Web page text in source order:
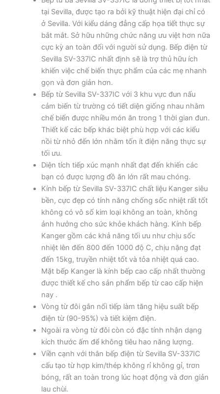
tại Sevilla, được tạo ra bởi kỹ thuật hiện đại chỉ có
ở Sevilla. Với kiểu dáng đẳng cấp họa tiết thực sự
bắt mắt. Sở hữu những chức năng ưu việt hơn nữa
cực kỳ an toàn đối với người sử dụng. Bếp điện từ
Sevilla SV-337IC nhất định sẽ là trợ thủ hữu ích
khiến việc chế biến thực phẩm của các mẹ nhanh
gọn và đơn giản hơn.
Bếp từ Sevilla SV-337IC với 3 khu vực đun nấu
cảm biến từ trường có tiết diện giống nhau nhằm
chế biến được nhiều món ăn trong 1 thời gian đun.
Thiết kế các bếp khác biệt phù hợp với các kiểu
nồi từ nhỏ đến lớn nhằm tốn ít điện năng thực sự
tối ưu.
Diện tích tiếp xúc mạnh nhất đạt đến khiến các
bạn có được lượng đồ ăn lớn rất mau chóng.
Kính bếp từ Sevilla SV-337IC chất liệu Kanger siêu
bền, cực đẹp có tính năng chống sốc nhiệt rất tốt
không có vô số kim loại không an toàn, không
ảnh hưởng cho sức khỏe khách hàng. Kính bếp
Kanger gồm các khả năng tối ưu như chịu sốc
nhiệt lên đến 800 đến 1000 độ C, chịu nặng đạt
đến 15kg, truyền nhiệt tốt và tỏa nhiệt quá cao.
Mặt bếp Kanger là kính bếp cao cấp nhất thường
được thiết kế cho sản phẩm bếp từ cao cấp hiện
nay .
Vòng từ đôi gắn nối tiếp làm tăng hiệu suất bếp
điện từ (90-95%) và tiết kiệm điện.
Ngoài ra vòng từ đôi còn có đặc tính nhận dạng
kích thước ấm để không tiêu hao năng lượng.
Viền cạnh với thân bếp điện từ Sevilla SV-337IC
cấu tạo từ hợp kim/thép không rỉ không gỉ, trơn
bóng, rất an toàn trong lúc hoạt động và đơn giản
lau chùi.